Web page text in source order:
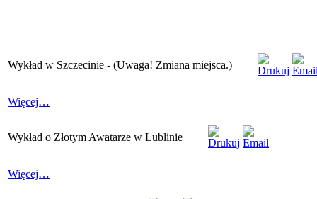
Wykład w Szczecinie - (Uwaga! Zmiana miejsca.)
Więcej…
Wykład o Złotym Awatarze w Lublinie
Więcej…